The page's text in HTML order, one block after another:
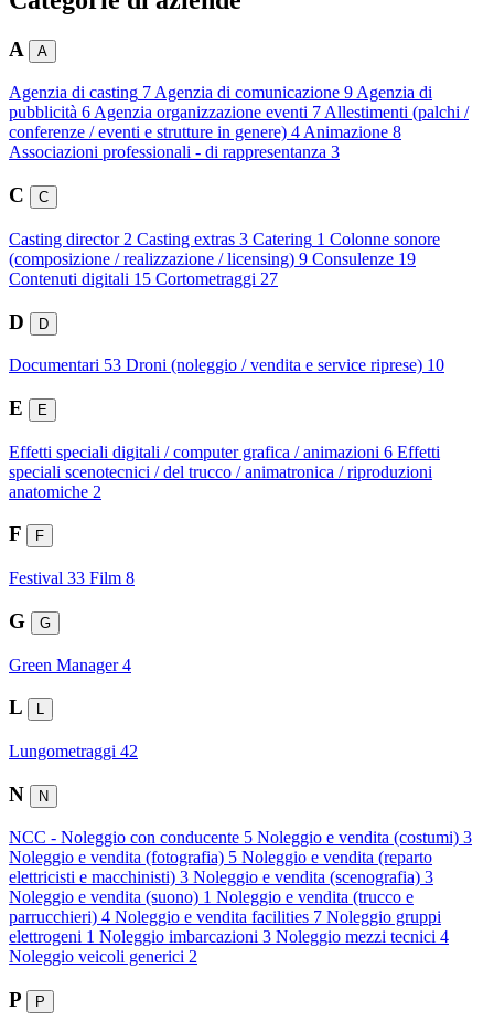
A A
Agenzia di casting 7 Agenzia di comunicazione 9 Agenzia di
pubblicità 6 Agenzia organizzazione eventi 7 Allestimenti (palchi /
conferenze / eventi e strutture in genere) 4 Animazione 8
Associazioni professionali - di rappresentanza 3
C C
Casting director 2 Casting extras 3 Catering 1 Colonne sonore
(composizione / realizzazione / licensing) 9 Consulenze 19
Contenuti digitali 15 Cortometraggi 27
D D
Documentari 53 Droni (noleggio / vendita e service riprese) 10
E E
Effetti speciali digitali / computer grafica / animazioni 6 Effetti
speciali scenotecnici / del trucco / animatronica / riproduzioni
anatomiche 2
F F
Festival 33 Film 8
G G
Green Manager 4
L L
Lungometraggi 42
N N
NCC - Noleggio con conducente 5 Noleggio e vendita (costumi) 3
Noleggio e vendita (fotografia) 5 Noleggio e vendita (reparto
elettricisti e macchinisti) 3 Noleggio e vendita (scenografia) 3
Noleggio e vendita (suono) 1 Noleggio e vendita (trucco e
parrucchieri) 4 Noleggio e vendita facilities 7 Noleggio gruppi
elettrogeni 1 Noleggio imbarcazioni 3 Noleggio mezzi tecnici 4
Noleggio veicoli generici 2
P P